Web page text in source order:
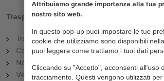
Attribuiamo grande importanza alla tua
nostro sito web.
In questo pop-up puoi impostare le tue
cookie che utilizziamo sono disponibili
puoi leggere come trattiamo i tuoi dati
Cliccando su "Accetto", acconsenti all'uso
tracciamento. Questi vengono utilizzati
Trasportatore di trasporto
Trasportatore di 240 cm in angolo + 85 cm
Con le gambe
Nastro trasportatore largo 42,5 cm
Velocità fissa circa 19 metri/min